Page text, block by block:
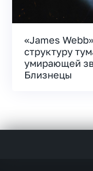
«James
структуру
умирающей
Близнецы